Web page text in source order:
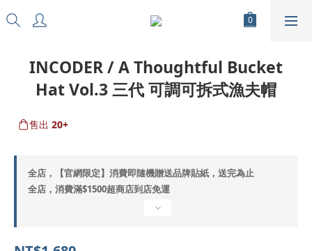
INCODER / A Thoughtful Bucket
Hat Vol.3 三代 可調可拆式漁夫帽
售出 20+
全店，【官網限定】消費即隨機贈送品牌貼紙，送完為止
全店，消費滿$1500超商店到店免運